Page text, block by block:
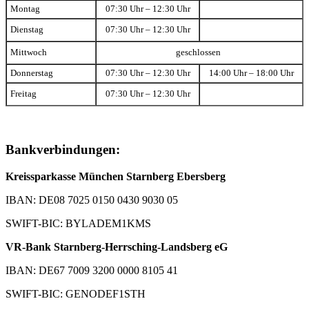
Montag 07:30 Uhr – 12:30 Uhr
Dienstag 07:30 Uhr – 12:30 Uhr
Mittwoch geschlossen
Donnerstag 07:30 Uhr – 12:30 Uhr 14:00 Uhr – 18:00 Uhr
Freitag 07:30 Uhr – 12:30 Uhr
Bankverbindungen:
Kreissparkasse München Starnberg Ebersberg
IBAN: DE08 7025 0150 0430 9030 05
SWIFT-BIC: BYLADEM1KMS
VR-Bank Starnberg-Herrsching-Landsberg eG
IBAN: DE67 7009 3200 0000 8105 41
SWIFT-BIC: GENODEF1STH